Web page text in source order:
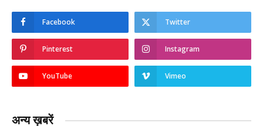
Facebook Twitter
Pinterest Instagram
YouTube Vimeo
अन्य ख़बरें